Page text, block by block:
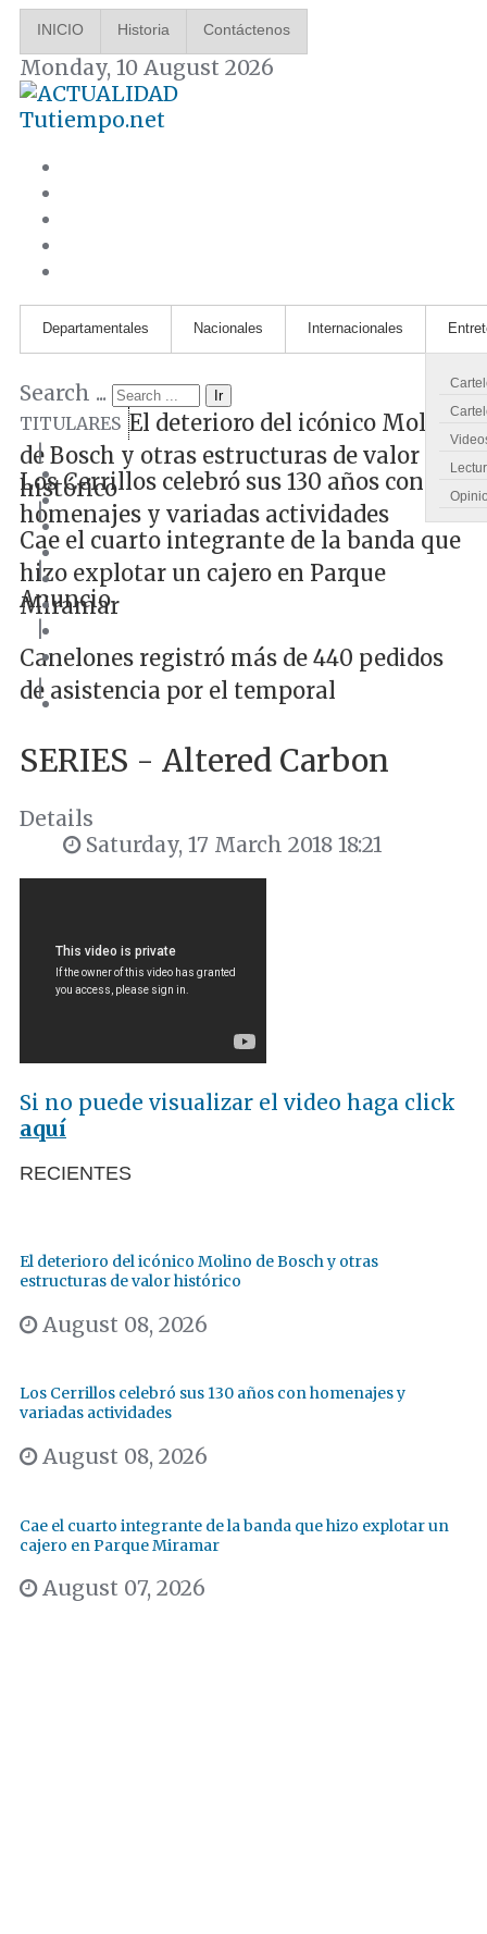
INICIO Historia Contáctenos
Monday, 10 August 2026
Tutiempo.net
Departamentales Nacionales Internacionales
Search ... Ir
TITULARES El deterioro del icónico Molino
de Bosch y otras estructuras de valor
histórico
|
Los Cerrillos celebró sus 130 años con
homenajes y variadas actividades
|
Cae el cuarto integrante de la banda que
hizo explotar un cajero en Parque
Miramar
|
Anuncio
|
Canelones registró más de 440 pedidos
de asistencia por el temporal
|
SERIES - Altered Carbon
Details
Saturday, 17 March 2018 18:21
Si no puede visualizar el video haga click
aquí
RECIENTES
El deterioro del icónico Molino de Bosch y otras
estructuras de valor histórico
August 08, 2026
Los Cerrillos celebró sus 130 años con homenajes y
variadas actividades
August 08, 2026
Cae el cuarto integrante de la banda que hizo explotar un
cajero en Parque Miramar
August 07, 2026